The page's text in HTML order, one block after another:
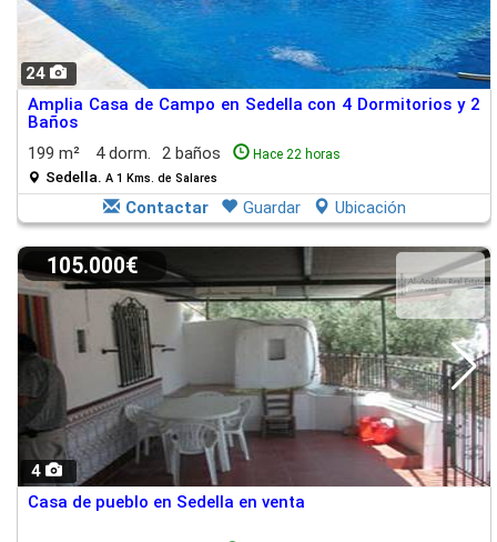
24
Amplia Casa de Campo en Sedella con 4 Dormitorios y 2
Baños
199 m²
4 dorm. 2 baños Hace 22 horas
Sedella. A 1 Kms. de Salares
Contactar Guardar Ubicación
4
105.000€
Casa de pueblo en Sedella en venta